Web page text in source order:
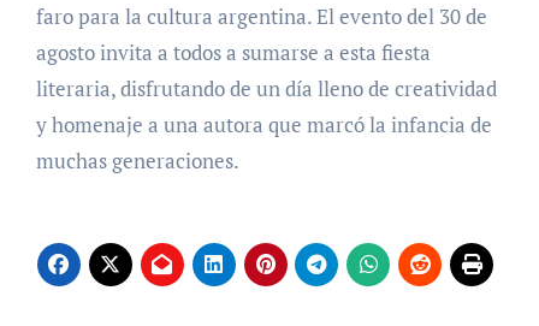
faro para la cultura argentina. El evento del 30 de
agosto invita a todos a sumarse a esta fiesta
literaria, disfrutando de un día lleno de creatividad
y homenaje a una autora que marcó la infancia de
muchas generaciones.